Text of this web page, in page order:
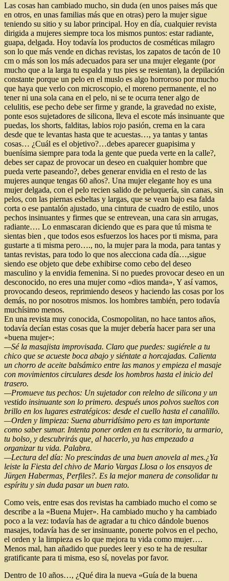
Las cosas han cambiado mucho, sin duda (en unos paises más que
en otros, en unas familias más que en otras) pero la mujer sigue
teniendo su sitio y su labor principal. Hoy en día, cualquier revista
dirigida a mujeres siempre toca los mismos puntos: estar radiante,
guapa, delgada. Hoy todavía los productos de cosméticas milagro
son lo que más vende en dichas revistas, los zapatos de tacón de 10
cm o más son los más adecuados para ser una mujer elegante (por
mucho que a la larga tu espalda y tus pies se resientan), la depilación
constante porque un pelo en el muslo es algo horroroso por mucho
que haya que verlo con microscopio, el moreno permanente, el no
tener ni una sola cana en el pelo, ni se te ocurra tener algo de
celulitis, ese pecho debe ser firme y grande, la gravedad no existe,
ponte esos sujetadores de silicona, lleva el escote más insinuante que
puedas, los shorts, falditas, labios rojo pasión, crema en la cara
desde que te levantas hasta que te acuestas…, ya tantas y tantas
cosas… ¿Cuál es el objetivo?…debes aparecer guapisima y
buenísima siempre para toda la gente que pueda verte en la calle?,
debes ser capaz de provocar un deseo en cualquier hombre que
pueda verte paseando?, debes generar envidia en el resto de las
mujeres aunque tengas 60 años?. Una mujer elegante hoy es una
mujer delgada, con el pelo recien salido de peluquería, sin canas, sin
pelos, con las piernas esbeltas y largas, que se vean bajo esa falda
corta o ese pantalón ajustado, una cintura de cuadro de estilo, unos
pechos insinuantes y firmes que se entrevean, una cara sin arrugas,
radiante…. Lo enmascaran diciendo que es para que tú misma te
sientas bien , que todos esos esfuerzos los haces por ti misma, para
gustarte a ti misma pero…., no, la mujer para la moda, para tantas y
tantas revistas, para todo lo que nos alecciona cada día…,sigue
siendo ese objeto que debe exhibirse como cebo del deseo
masculino y la envidia femenina. Si no puedes provocar deseo en un
desconocido, no eres una mujer como «dios manda», Y así vamos,
provocando deseos, reprimiendo deseos y haciendo las cosas por los
demás, no por nosotros mismos. los hombres también, pero todavía
muchísimo menos.
En una revista muy conocida, Cosmopolitan, no hace tantos años,
todavía decían estas cosas que la mujer debería hacer para ser una
«buena mujer»:
—Sé la masajista improvisada. Claro que puedes: sugiérele a tu
chico que se acueste boca abajo y siéntate a horcajadas. Calienta
un chorro de aceite balsámico entre las manos y empieza el masaje
con movimientos circulares desde los hombros hasta el inicio del
trasero.
—Promueve tus pechos: Un sujetador con relelno de silicona y un
vestido insinuante son lo primero. después unos polvos sueltos con
brillo en los lugares estratégicos: desde el cuello hasta el canalillo.
—Orden y limpieza: Suena aburridísimo pero es tan importante
como saber sumar. Intenta poner orden en tu escritorio, tu armario,
tu bolso, y descubrirás que, al hacerlo, ya has empezado a
organizar tu vida. Palabra.
—Lectura del día: No prescindas de una buen anovela al mes.¿Ya
leiste la Fiesta del chivo de Mario Vargas Llosa o los ensayos de
Jürgen Habermas, Perfiles?. Es la mejor manera de consolidar tu
espíritu y sin duda pasar un buen rato.
Como veis, entre esas dos revistas ha cambiado mucho el como se
describe a la «Buena Mujer». Ha cambiado mucho y ha cambiado
poco a la vez: todavía has de agradar a tu chico dándole buenos
masajes, todavía has de ser insinuante, ponerte polvos en el pecho,
el orden y la limpieza es lo que mejora tu vida como mujer….
Menos mal, han añadido que puedes leer y eso te ha de resultar
gratificante para ti misma, eso sí, novelas por favor.
Dentro de 10 años…, ¿Qué dira la nueva «Guía de la buena